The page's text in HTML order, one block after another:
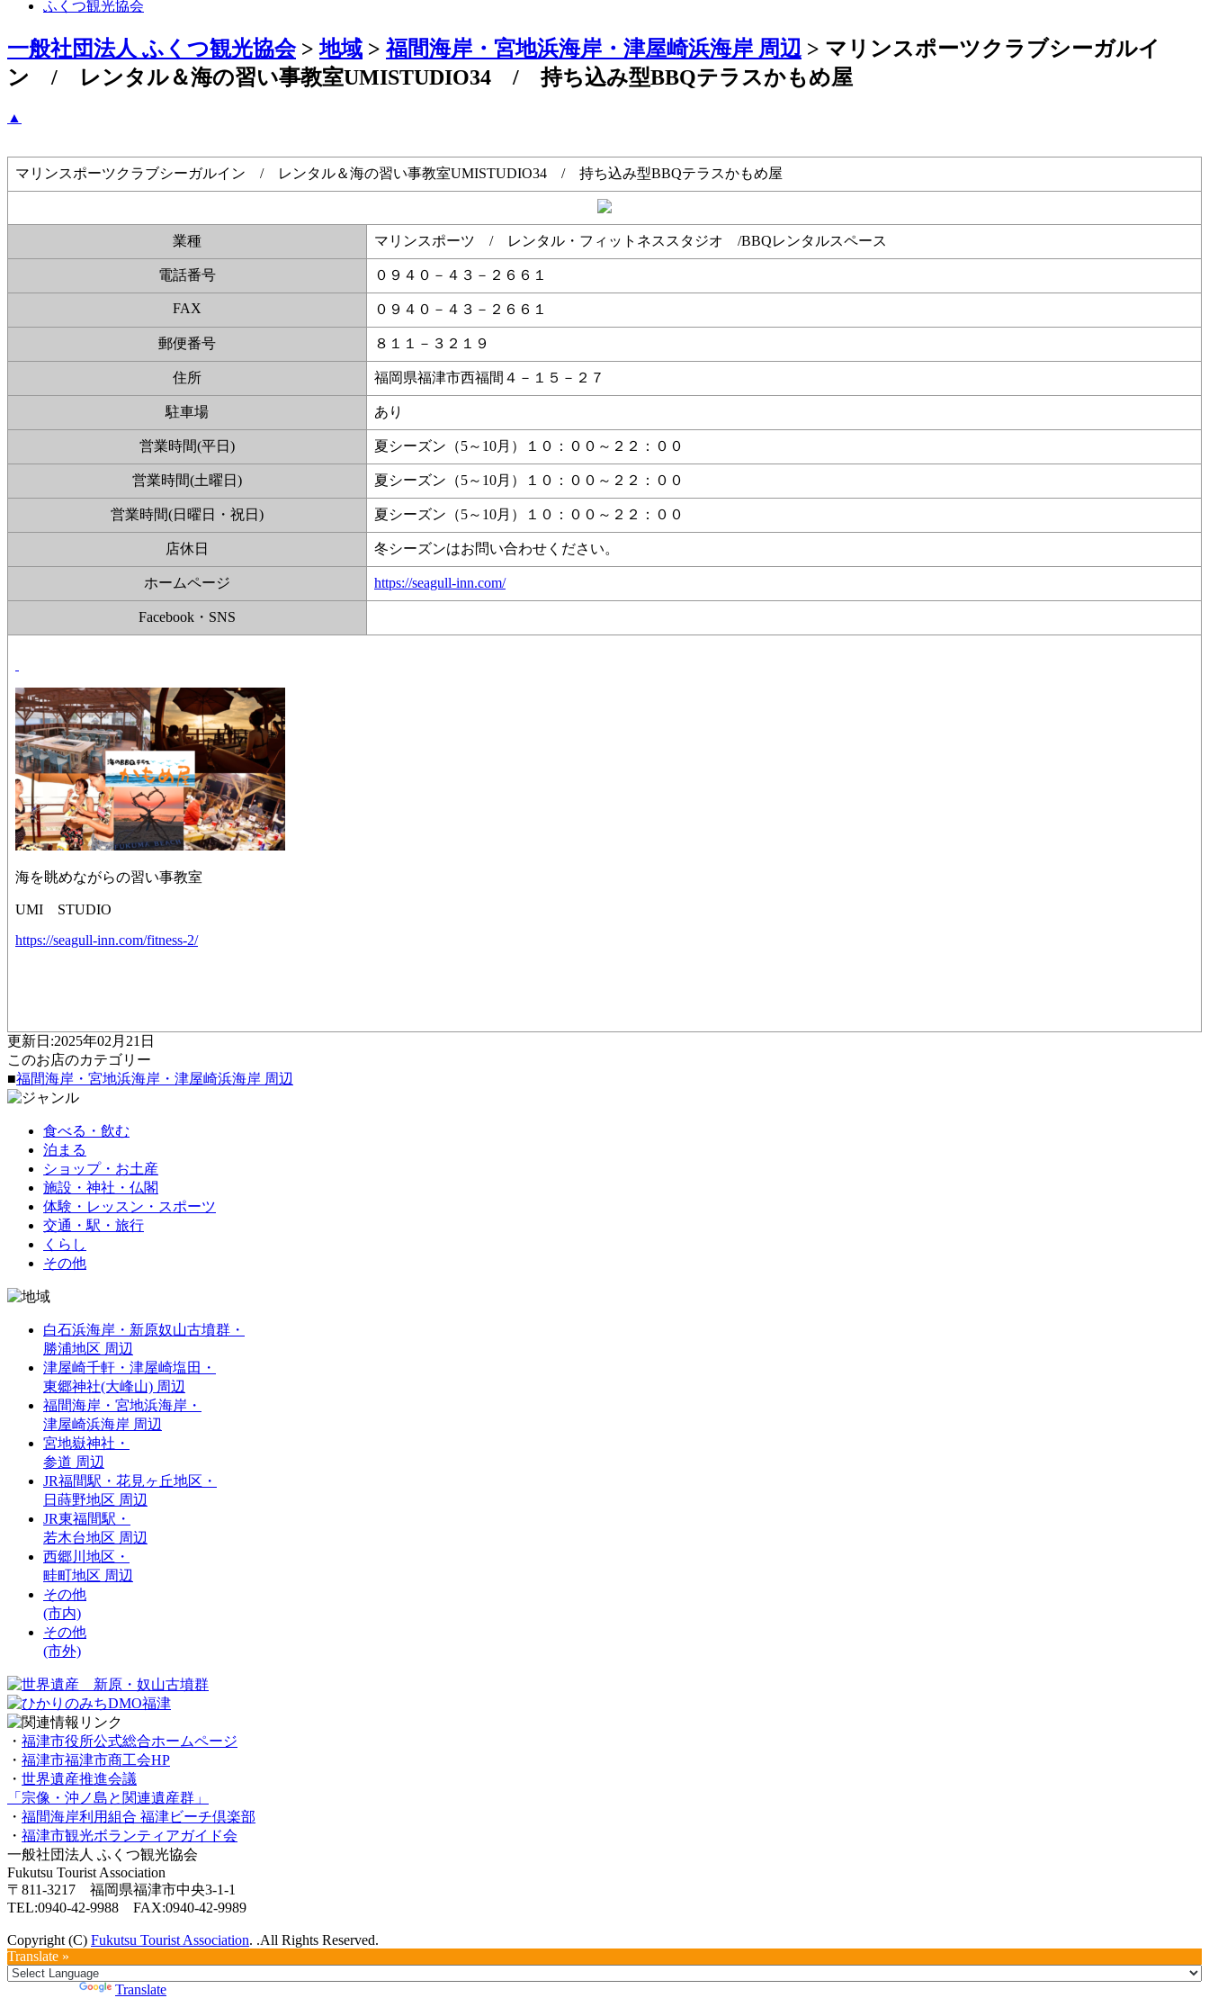
ふくつ観光協会
一般社団法人 ふくつ観光協会>地域 >福間海岸・宮地浜海岸・津屋崎浜海岸 周辺 > マリンスポーツクラブシーガルイ
ン / レンタル＆海の習い事教室UMISTUDIO34 / 持ち込み型BBQテラスかもめ屋
▲
マリンスポーツクラブシーガルイン / レンタル＆海の習い事教室UMISTUDIO34 / 持ち込み型BBQテラスかもめ屋
業種 マリンスポーツ / レンタル・フィットネススタジオ /BBQレンタルスペース
電話番号 ０９４０－４３－２６６１
FAX ０９４０－４３－２６６１
郵便番号 ８１１－３２１９
住所 福岡県福津市西福間４－１５－２７
駐車場 あり
営業時間(平日) 夏シーズン（5～10月）１０：００～２２：００
営業時間(土曜日) 夏シーズン（5～10月）１０：００～２２：００
営業時間(日曜日・祝日) 夏シーズン（5～10月）１０：００～２２：００
店休日 冬シーズンはお問い合わせください。
ホームページ https://seagull-inn.com/
Facebook・SNS
海を眺めながらの習い事教室
UMI STUDIO
https://seagull-inn.com/fitness-2/
更新日:2025年02月21日
このお店のカテゴリー
■福間海岸・宮地浜海岸・津屋崎浜海岸 周辺
食べる・飲む
泊まる
ショップ・お土産
施設・神社・仏閣
体験・レッスン・スポーツ
交通・駅・旅行
くらし
その他
白石浜海岸・新原奴山古墳群・
勝浦地区 周辺
津屋崎千軒・津屋崎塩田・
東郷神社(大峰山) 周辺
福間海岸・宮地浜海岸・
津屋崎浜海岸 周辺
宮地嶽神社・
参道 周辺
JR福間駅・花見ヶ丘地区・
日蒔野地区 周辺
JR東福間駅・
若木台地区 周辺
西郷川地区・
畦町地区 周辺
その他
(市内)
その他
(市外)
・ 福津市役所公式総合ホームページ
・ 福津市福津市商工会HP
・ 世界遺産推進会議
「宗像・沖ノ島と関連遺産群」
・ 福間海岸利用組合 福津ビーチ倶楽部
・ 福津市観光ボランティアガイド会
一般社団法人 ふくつ観光協会
Fukutsu Tourist Association
〒811-3217 福岡県福津市中央3-1-1
TEL:0940-42-9988 FAX:0940-42-9989
Copyright (C) Fukutsu Tourist Association. .All Rights Reserved.
Translate »
Translate